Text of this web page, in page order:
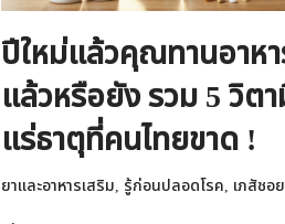
ปีใหม่แล้วคุณทานอาหา
แล้วหรือยัง รวม 5 วิต
แร่ธาตุที่คนไทยขาด !
ยาและอาหารเสริม, รู้ก่อนปลอดโรค, เภสัชอ